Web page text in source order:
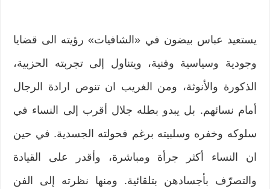
يستعيد عباس بيضون في «الشافيات» رؤيته الى قضايا
وجودية وسياسية وفنية، ويتناول إلى تجربته الحزبية،
الذكورة والأنوثة، ومن الغريب ان تنوص ارادة الرجال
أمام نسائهم. بل يبدو بطله جلال أقرب إلى النساء في
سلوكه وخفره وسلبيته برغم فحولته الجسدية. في حين
ان النساء أكثر جرأة ومباشرة، وأقدر على القيادة
والتصرّف بأجسادهن بتلقائية. ومنها نظرته إلى الفن